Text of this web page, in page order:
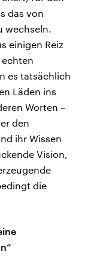
das von
wechseln.
einigen Reiz
es tatsächlich
Läden ins
Worten –
den
ihr Wissen
Vision,
die